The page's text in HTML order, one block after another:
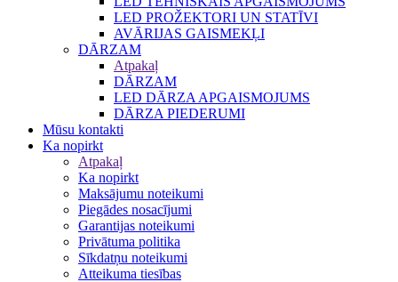
LED PROŽEKTORI UN STATĪVI
AVĀRIJAS GAISMEKĻI
DĀRZAM
Atpakaļ
DĀRZAM
LED DĀRZA APGAISMOJUMS
DĀRZA PIEDERUMI
Mūsu kontakti
Ka nopirkt
Atpakaļ
Ka nopirkt
Maksājumu noteikumi
Piegādes nosacījumi
Garantijas noteikumi
Privātuma politika
Sīkdatņu noteikumi
Atteikuma tiesības